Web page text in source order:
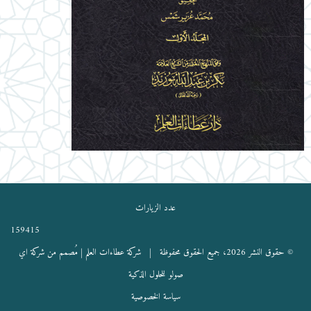
عدد الزيارات
159415
© حقوق النشر 2026، جميع الحقوق محفوظة |
شركة عطاءات العلم| مُصمم من شركة اي
صولو للحلول الذكية
سياسة الخصوصية